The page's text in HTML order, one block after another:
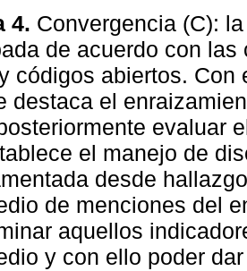
4. Convergencia (C):
de acuerdo con
códigos abiertos.
destaca el
evaluar
el manejo de
desde
de menciones del
aquellos
y con ello poder